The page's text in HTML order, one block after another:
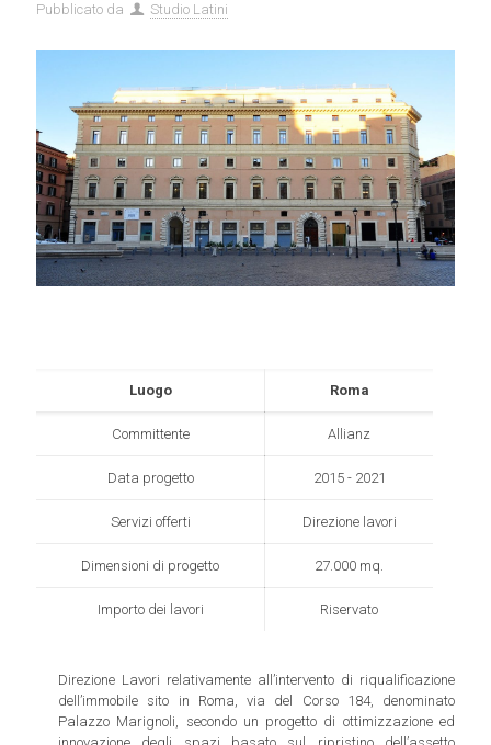
Pubblicato da Studio Latini
Luogo Roma
Committente Allianz
Data progetto 2015 - 2021
Servizi offerti Direzione lavori
Dimensioni di progetto 27.000 mq.
Importo dei lavori Riservato
Direzione Lavori relativamente all’intervento di riqualificazione
dell’immobile sito in Roma, via del Corso 184, denominato
Palazzo Marignoli, secondo un progetto di ottimizzazione ed